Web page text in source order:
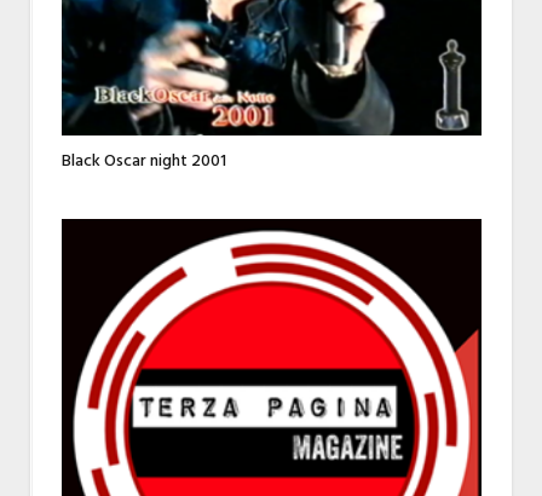
Black Oscar night 2001